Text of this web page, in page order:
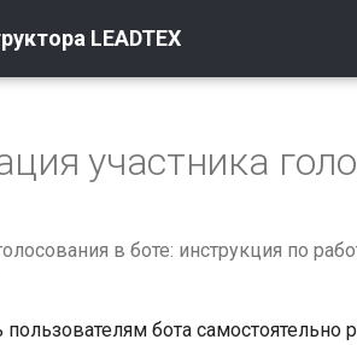
LEADTEX
участника
в боте: инструкция по
бота самостоятельно